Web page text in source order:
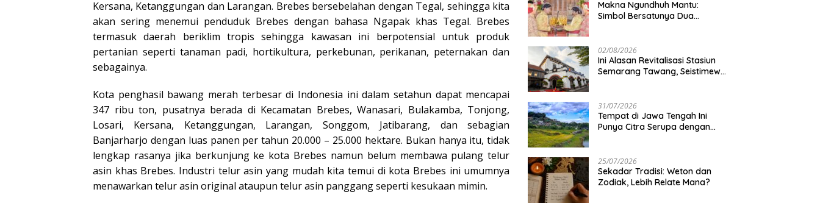
Kersana, Ketanggungan dan Larangan. Brebes bersebelahan dengan Tegal, sehingga kita
akan sering menemui penduduk Brebes dengan bahasa Ngapak khas Tegal. Brebes
termasuk daerah beriklim tropis sehingga kawasan ini berpotensial untuk produk
pertanian seperti tanaman padi, hortikultura, perkebunan, perikanan, peternakan dan
sebagainya.
Kota penghasil bawang merah terbesar di Indonesia ini dalam setahun dapat mencapai
347 ribu ton, pusatnya berada di Kecamatan Brebes, Wanasari, Bulakamba, Tonjong,
Losari, Kersana, Ketanggungan, Larangan, Songgom, Jatibarang, dan sebagian
Banjarharjo dengan luas panen per tahun 20.000 – 25.000 hektare. Bukan hanya itu, tidak
lengkap rasanya jika berkunjung ke kota Brebes namun belum membawa pulang telur
asin khas Brebes. Industri telur asin yang mudah kita temui di kota Brebes ini umumnya
menawarkan telur asin original ataupun telur asin panggang seperti kesukaan mimin.
Makna Ngundhuh Mantu:
Simbol Bersatunya Dua
02/08/2026
Ini Alasan Revitalisasi Stasiun
Semarang Tawang, Seistimewa
31/07/2026
Tempat di Jawa Tengah Ini
Punya Citra Serupa dengan
25/07/2026
Sekadar Tradisi: Weton dan
Zodiak, Lebih Relate Mana?